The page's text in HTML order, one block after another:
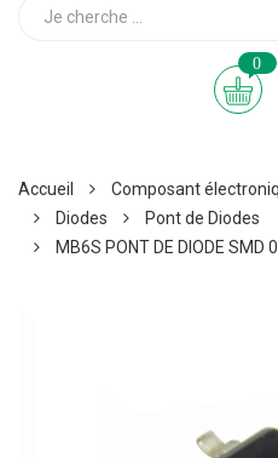
0
Accueil Composant
Diodes
Pont de Diodes
MB6S PONT DE DIODE SMD